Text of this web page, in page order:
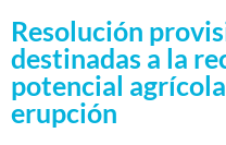
Resolución
destinadas a la
potencial
erupción